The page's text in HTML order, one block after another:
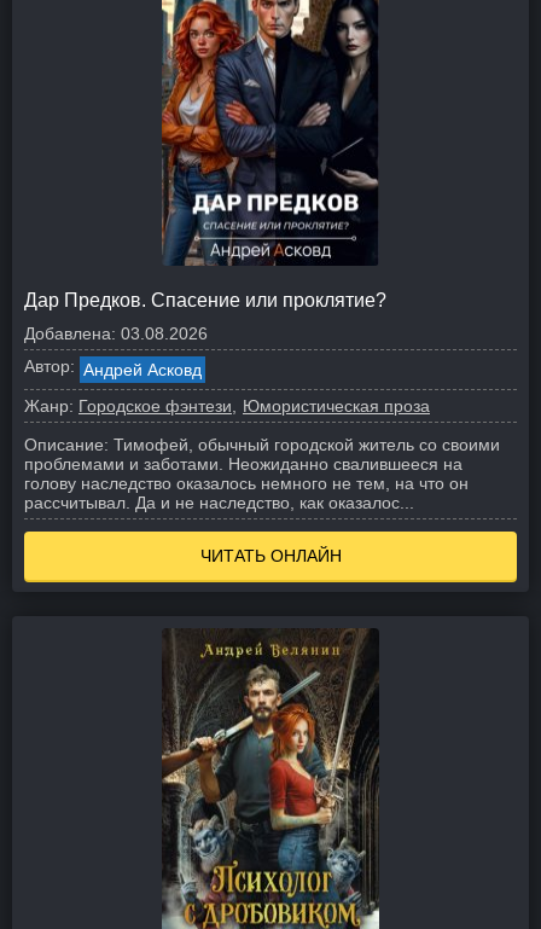
Дар Предков. Спасение или проклятие?
Добавлена: 03.08.2026
Автор: Андрей Асковд
Жанр: Городское фэнтези
Юмористическая проза
Описание: Тимофей, обычный городской житель со своими
проблемами и заботами. Неожиданно свалившееся на
голову наследство оказалось немного не тем, на что он
рассчитывал. Да и не наследство, как оказалос...
ЧИТАТЬ ОНЛАЙН